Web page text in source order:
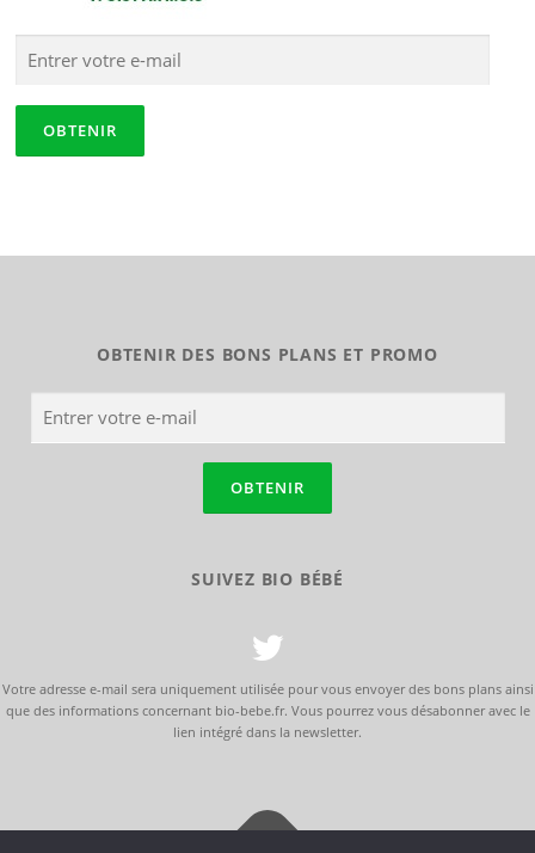
OBTENIR DES BONS PLANS ET PROMO
SUIVEZ BIO BÉBÉ
Votre adresse e-mail sera uniquement utilisée pour vous envoyer des bons plans ainsi
que des informations concernant bio-bebe.fr. Vous pourrez vous désabonner avec le
lien intégré dans la newsletter.